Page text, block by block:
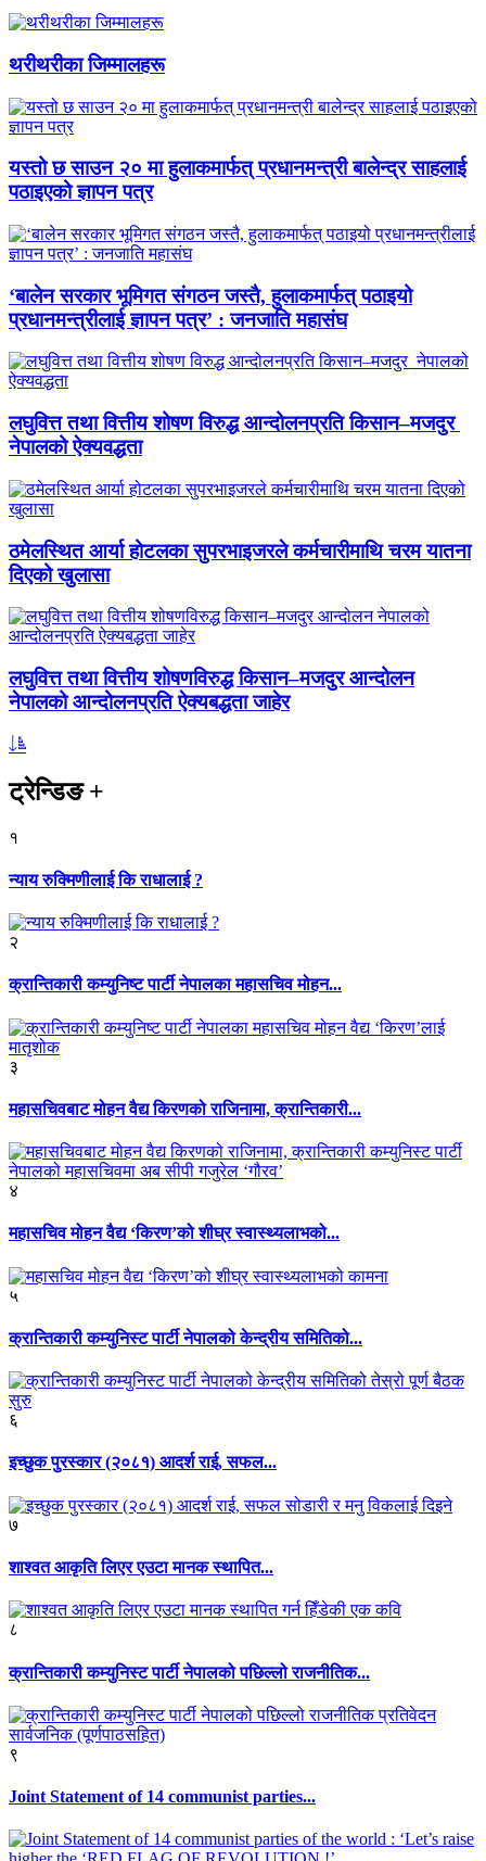
थरीथरीका जिम्मालहरू
यस्तो छ साउन २० मा हुलाकमार्फत् प्रधानमन्त्री बालेन्द्र साहलाई
पठाइएको ज्ञापन पत्र
‘बालेन सरकार भूमिगत संगठन जस्तै, हुलाकमार्फत् पठाइयो
प्रधानमन्त्रीलाई ज्ञापन पत्र’ : जनजाति महासंघ
लघुवित्त तथा वित्तीय शोषण विरुद्ध आन्दोलनप्रति किसान–मजदुर
नेपालको ऐक्यवद्धता
ठमेलस्थित आर्या होटलका सुपरभाइजरले कर्मचारीमाथि चरम यातना
दिएको खुलासा
लघुवित्त तथा वित्तीय शोषणविरुद्ध किसान–मजदुर आन्दोलन
नेपालको आन्दोलनप्रति ऐक्यबद्धता जाहेर
ट्रेन्डिङ+
१
न्याय रुक्मिणीलाई कि राधालाई ?
२
क्रान्तिकारी कम्युनिष्ट पार्टी नेपालका महासचिव मोहन...
३
महासचिवबाट मोहन वैद्य किरणको राजिनामा, क्रान्तिकारी...
४
महासचिव मोहन वैद्य ‘किरण’को शीघ्र स्वास्थ्यलाभको...
५
क्रान्तिकारी कम्युनिस्ट पार्टी नेपालको केन्द्रीय समितिको...
६
इच्छुक पुरस्कार (२०८१) आदर्श राई, सफल...
७
शाश्वत आकृति लिएर एउटा मानक स्थापित...
८
क्रान्तिकारी कम्युनिस्ट पार्टी नेपालको पछिल्लो राजनीतिक...
९
Joint Statement of 14 communist parties...